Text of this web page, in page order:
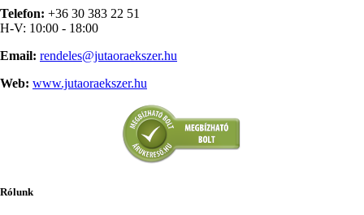
Telefon: +36 30 383 22 51
H-V: 10:00 - 18:00
Email: rendeles@jutaoraekszer.hu
Web: www.jutaoraekszer.hu
Rólunk